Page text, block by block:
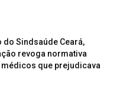
Sindsaúde Ceará,
revoga normativa
que prejudicava